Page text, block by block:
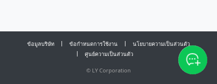
ข้อมูลบริษัท ข้อกำหนดการใช้งาน
นโยบายความเป็นส่วนตัว
ศูนย์ความเป็นส่วนตัว
© LY Corporation